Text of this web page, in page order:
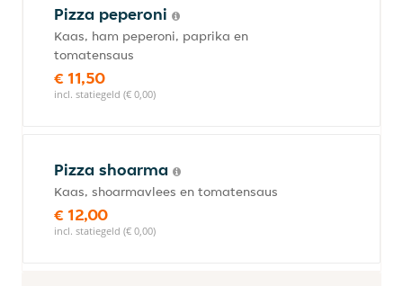
Pizza peperoni
Kaas, ham peperoni, paprika en
tomatensaus
€ 11,50
incl. statiegeld (€ 0,00)
Pizza shoarma
Kaas, shoarmavlees en tomatensaus
€ 12,00
incl. statiegeld (€ 0,00)